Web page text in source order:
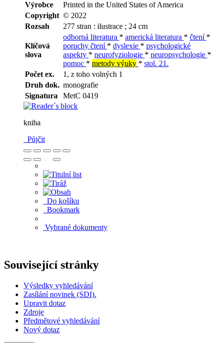
Výrobce
Printed in the United States of America
Copyright © 2022
Rozsah
277 stran : ilustrace ; 24 cm
Klíčová
slova
odborná literatura * americká literatura * čtení *
poruchy čtení * dyslexie * psychologické
aspekty * neurofyziologie * neuropsychologie *
pomoc * metody výuky * stol. 21.
Počet ex.
1, z toho volných 1
Druh dok. monografie
Signatura
MetC 0419
kniha
Půjčit
Do košíku
Bookmark
Vybrané dokumenty
Související stránky
Výsledky vyhledávání
Zasílání novinek (SDI).
Upravit dotaz
Zdroje
Předmětové vyhledávání
Nový dotaz